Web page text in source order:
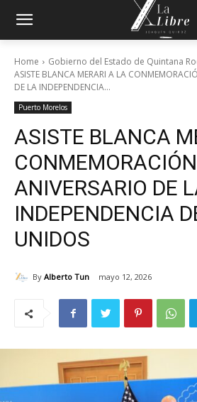
Home Gobierno del Estado de Quintana
ASISTE BLANCA MERARI A LA
DE LA INDEPENDENCIA...
Puerto Morelos
ASISTE BLANCA
ANIVERSARIO DE
INDEPENDENCIA
UNIDOS
By Alberto Tun mayo 12, 2026